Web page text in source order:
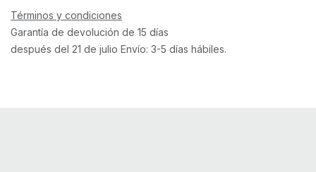
Términos y condiciones
Garantía de devolución de 15 días
después del 21 de julio Envío: 3-5 días hábiles.